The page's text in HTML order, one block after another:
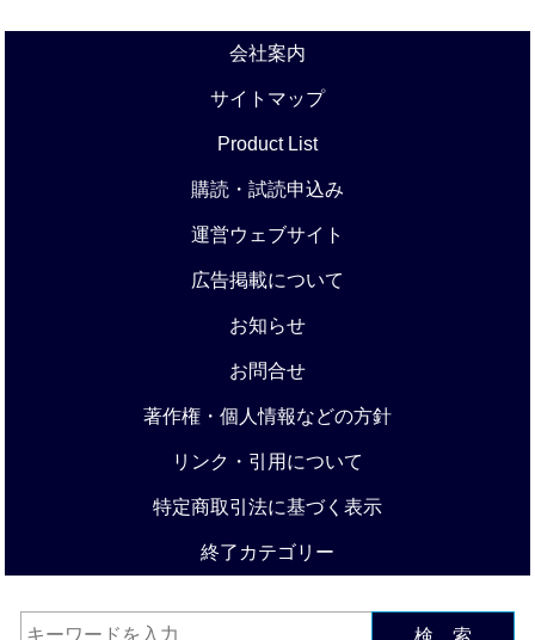
会社案内
サイトマップ
Product List
購読・試読申込み
運営ウェブサイト
広告掲載について
お知らせ
お問合せ
著作権・個人情報などの方針
リンク・引用について
特定商取引法に基づく表示
終了カテゴリー